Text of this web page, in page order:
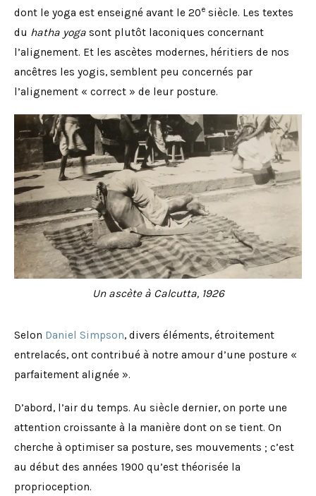
dont le yoga est enseigné avant le 20e siècle. Les textes
du hatha yoga sont plutôt laconiques concernant
l’alignement. Et les ascètes modernes, héritiers de nos
ancêtres les yogis, semblent peu concernés par
l’alignement « correct » de leur posture.
Un ascète à Calcutta, 1926
Selon Daniel Simpson, divers éléments, étroitement
entrelacés, ont contribué à notre amour d’une posture «
parfaitement alignée ».
D’abord, l’air du temps. Au siècle dernier, on porte une
attention croissante à la manière dont on se tient. On
cherche à optimiser sa posture, ses mouvements ; c’est
au début des années 1900 qu’est théorisée la
proprioception.